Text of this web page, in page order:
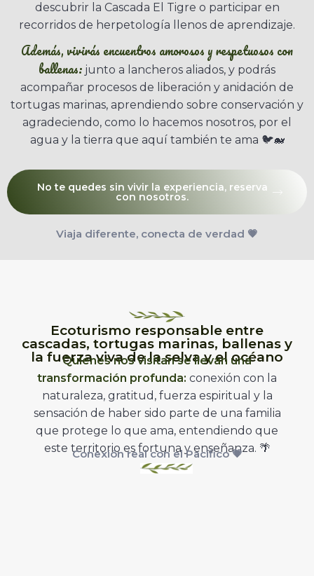
descubrir la Cascada El Tigre o participar en
recorridos de herpetología llenos de aprendizaje.
Además, vivirás encuentros amorosos y respetuosos con
ballenas: junto a lancheros aliados, y podrás
acompañar procesos de liberación y anidación de
tortugas marinas, aprendiendo sobre conservación y
agradeciendo, como lo hacemos nosotros, por el
agua y la tierra que aquí también te ama 🐦🐋
No te quedes sin vivir la experiencia, reserva
con nosotros.
Viaja diferente, conecta de verdad 💗
Ecoturismo responsable entre
cascadas, tortugas marinas, ballenas y
la fuerza viva de la selva y el océano
Quienes nos visitan se llevan una
transformación profunda: conexión con la
naturaleza, gratitud, fuerza espiritual y la
sensación de haber sido parte de una familia
que protege lo que ama, entendiendo que
este territorio es fortuna y enseñanza. 🌴
Conexión real con el Pacífico 💗